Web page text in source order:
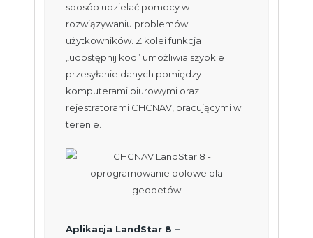
sposób udzielać pomocy w
rozwiązywaniu problemów
użytkowników. Z kolei funkcja
„udostępnij kod” umożliwia szybkie
przesyłanie danych pomiędzy
komputerami biurowymi oraz
rejestratorami CHCNAV, pracującymi w
terenie.
Aplikacja LandStar 8 –